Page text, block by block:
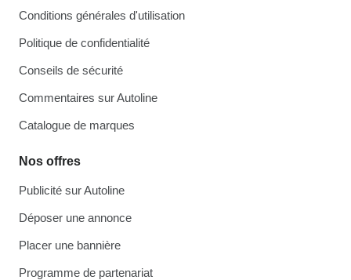
Conditions générales d'utilisation
Politique de confidentialité
Conseils de sécurité
Commentaires sur Autoline
Catalogue de marques
Nos offres
Publicité sur Autoline
Déposer une annonce
Placer une bannière
Programme de partenariat